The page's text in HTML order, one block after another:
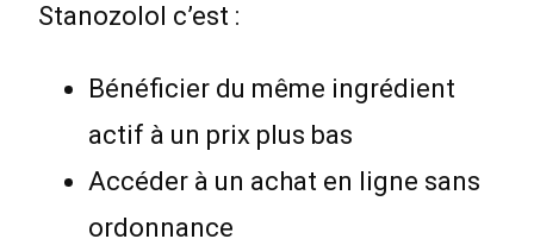
Stanozolol c’est :
Bénéficier du même ingrédient
actif à un prix plus bas
Accéder à un achat en ligne sans
ordonnance